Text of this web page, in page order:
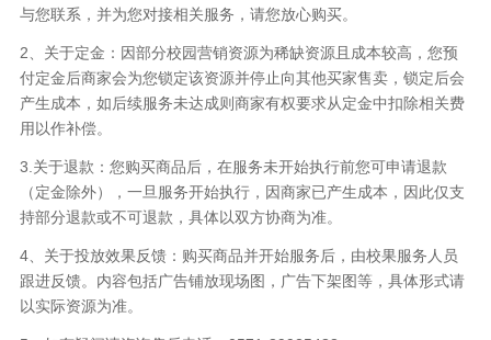
与您联系，并为您对接相关服务，请您放心购买。
2、关于定金：因部分校园营销资源为稀缺资源且成本较高，您预
付定金后商家会为您锁定该资源并停止向其他买家售卖，锁定后会
产生成本，如后续服务未达成则商家有权要求从定金中扣除相关费
用以作补偿。
3.关于退款：您购买商品后，在服务未开始执行前您可申请退款
（定金除外），一旦服务开始执行，因商家已产生成本，因此仅支
持部分退款或不可退款，具体以双方协商为准。
4、关于投放效果反馈：购买商品并开始服务后，由校果服务人员
跟进反馈。内容包括广告铺放现场图，广告下架图等，具体形式请
以实际资源为准。